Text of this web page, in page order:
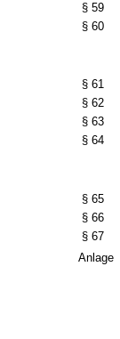
§ 59
§ 60
§ 61
§ 62
§ 63
§ 64
§ 65
§ 66
§ 67
Anlage